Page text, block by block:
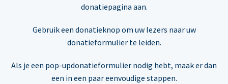
donatiepagina aan.
Gebruik een donatieknop om uw lezers naar uw
donatieformulier te leiden.
Als je een pop-updonatieformulier nodig hebt, maak er dan
een in een paar eenvoudige stappen.